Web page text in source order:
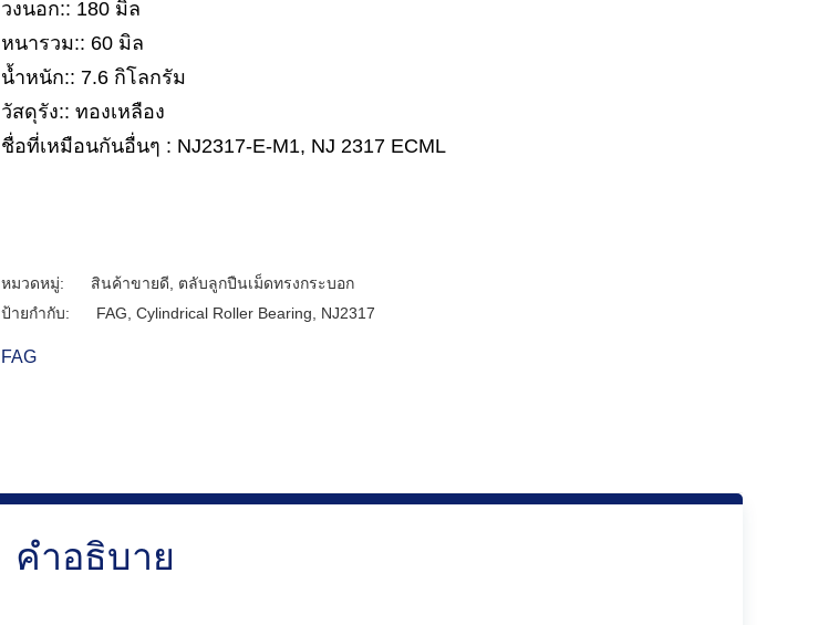
วงนอก:: 180 มิล
หนารวม:: 60 มิล
น้ำหนัก:: 7.6 กิโลกรัม
วัสดุรัง:: ทองเหลือง
ชื่อที่เหมือนกันอื่นๆ : NJ2317-E-M1, NJ 2317 ECML
หมวดหมู่: สินค้าขายดี
ตลับลูกปืนเม็ดทรงกระบอก
ป้ายกำกับ:
FAG Cylindrical Roller Bearing NJ2317
FAG
คำอธิบาย